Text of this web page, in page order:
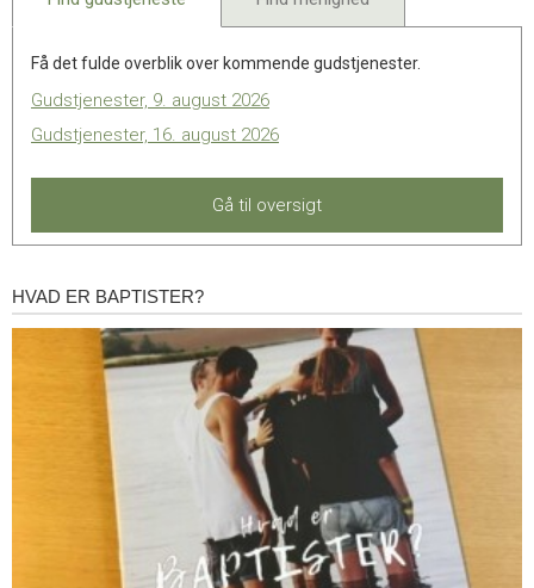
Få det fulde overblik over kommende gudstjenester.
Gudstjenester, 9. august 2026
Gudstjenester, 16. august 2026
Gå til oversigt
Hvad
HVAD ER BAPTISTER?